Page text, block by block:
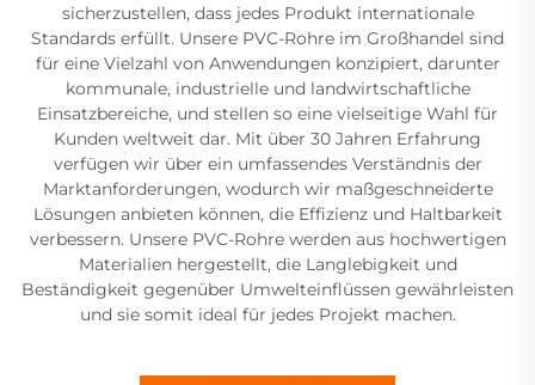
sicherzustellen, dass jedes Produkt internationale
Standards erfüllt. Unsere PVC-Rohre im Großhandel sind
für eine Vielzahl von Anwendungen konzipiert, darunter
kommunale, industrielle und landwirtschaftliche
Einsatzbereiche, und stellen so eine vielseitige Wahl für
Kunden weltweit dar. Mit über 30 Jahren Erfahrung
verfügen wir über ein umfassendes Verständnis der
Marktanforderungen, wodurch wir maßgeschneiderte
Lösungen anbieten können, die Effizienz und Haltbarkeit
verbessern. Unsere PVC-Rohre werden aus hochwertigen
Materialien hergestellt, die Langlebigkeit und
Beständigkeit gegenüber Umwelteinflüssen gewährleisten
und sie somit ideal für jedes Projekt machen.